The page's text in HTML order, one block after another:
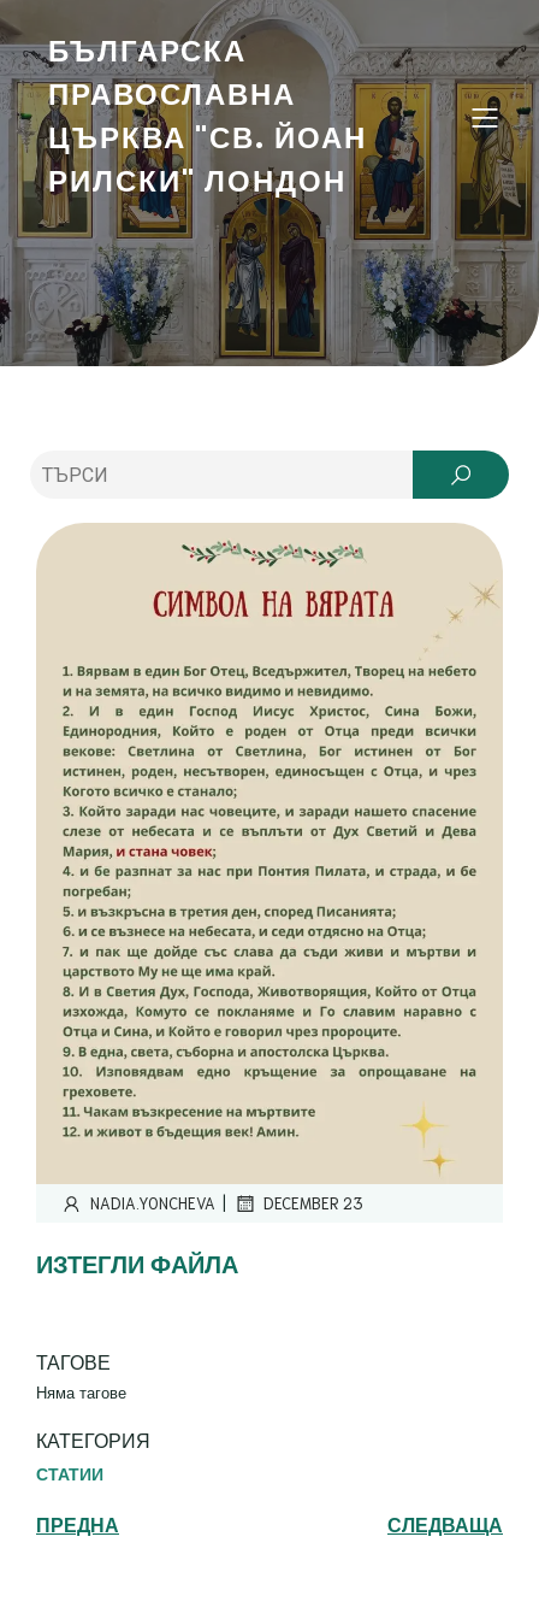
БЪЛГАРСКА
ПРАВОСЛАВНА
ЦЪРКВА "СВ. ЙОАН
РИЛСКИ" ЛОНДОН
NADIA.YONCHEVA | DECEMBER 23
ИЗТЕГЛИ ФАЙЛА
ТАГОВЕ
Няма тагове
КАТЕГОРИЯ
СТАТИИ
ПРЕДНА СЛЕДВАЩА